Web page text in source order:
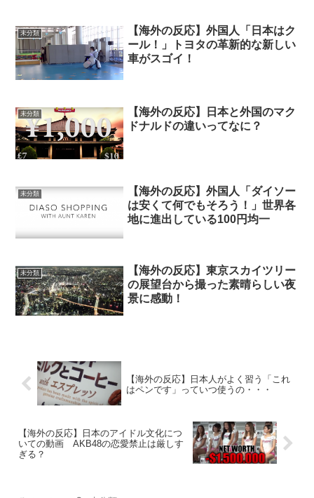
未分類
【海外の反応】外国人「日本はク
ール！」トヨタの革新的な新しい
車がスゴイ！
未分類
【海外の反応】日本と外国のマク
ドナルドの違いってなに？
未分類
【海外の反応】外国人「ダイソー
は安くて何でもそろう！」世界各
地に進出している100円均一
未分類
【海外の反応】東京スカイツリー
の展望台から撮った素晴らしい夜
景に感動！
【海外の反応】日本人がよく習う「これ
はペンです」っていつ使うの・・・
【海外の反応】日本のアイドル文化につ
いての動画 AKB48の恋愛禁止は厳しす
ぎる？